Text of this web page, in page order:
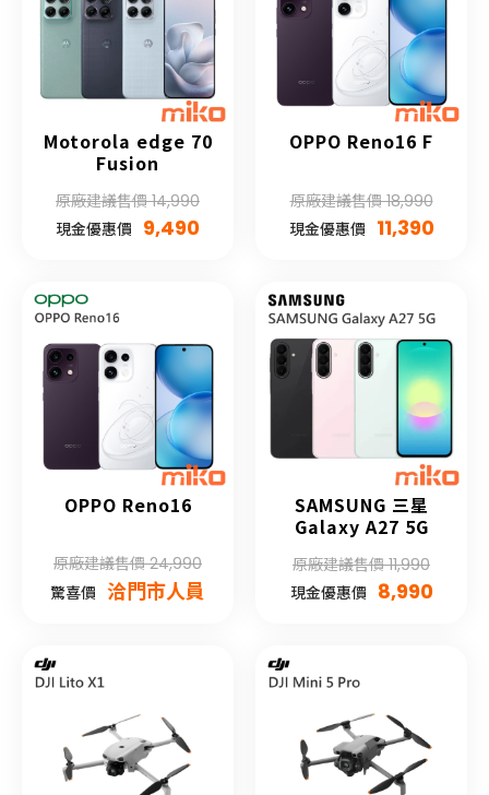
Motorola edge 70
Fusion
原廠建議售價 14,990
現金優惠價 9,490
OPPO Reno16 F
原廠建議售價 18,990
現金優惠價 11,390
OPPO Reno16
原廠建議售價 24,990
驚喜價 洽門市人員
SAMSUNG 三星
Galaxy A27 5G
原廠建議售價 11,990
現金優惠價 8,990